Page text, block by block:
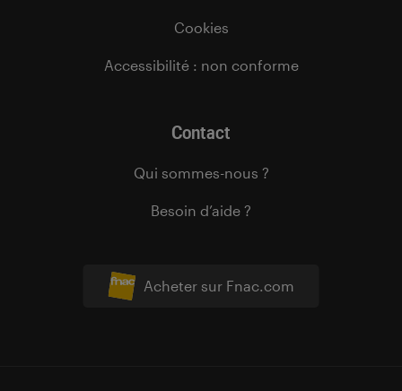
Acheter sur Fnac.com
Cookies
Accessibilité : non conforme
Contact
Qui sommes-nous ?
Besoin d’aide ?